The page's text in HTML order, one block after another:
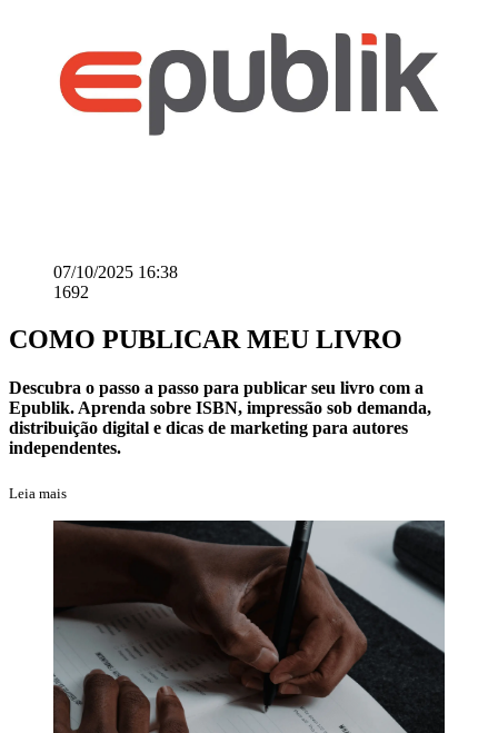
07/10/2025 16:38
1692
COMO PUBLICAR MEU LIVRO
Descubra o passo a passo para publicar seu livro com a
Epublik. Aprenda sobre ISBN, impressão sob demanda,
distribuição digital e dicas de marketing para autores
independentes.
Leia mais